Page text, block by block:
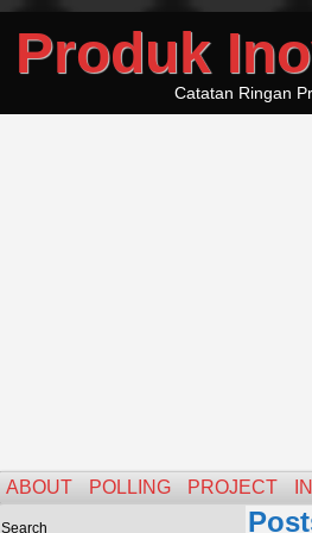
Produk
Catatan Ringan
ABOUT POLLING PROJECT
Search